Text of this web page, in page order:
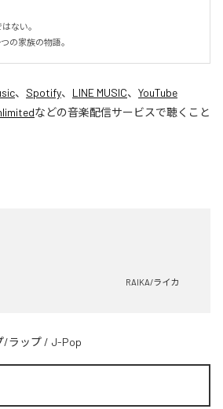
ない。
の家族の物語。
、 Spotify、 LINE MUSIC、 YouTube
などの音楽配信サービスで聴くこと
RAIKA/ライカ
/ラップ / J-Pop